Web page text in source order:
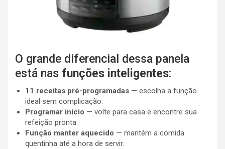
O grande diferencial dessa panela
está nas funções inteligentes:
11 receitas pré-programadas — escolha a função
ideal sem complicação.
Programar início — volte para casa e encontre sua
refeição pronta.
Função manter aquecido — mantém a comida
quentinha até a hora de servir.